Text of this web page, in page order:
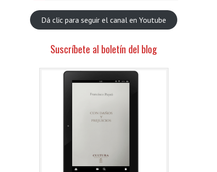
Dá clic para seguir el canal en Youtube
Suscríbete al boletín del blog